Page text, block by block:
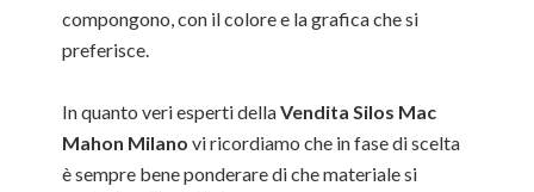
compongono, con il colore e la grafica che si
preferisce.
In quanto veri esperti dellaVendita Silos Mac
Mahon Milano vi ricordiamo che in fase di scelta
è sempre bene ponderare di che materiale si